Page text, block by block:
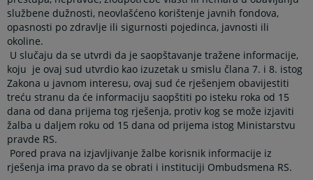
službene dužnosti, neovlašćeno korištenje javnih fondova,
opasnosti po zdravlje ili sigurnosti pojedinca, javnosti ili
okoline.
U slučaju da se utvrdi da je saopštavanje tražene informacije,
koju je ovaj sud utvrdio kao izuzetak u smislu člana 7. i 8. istog
Zakona u javnom interesu, ovaj sud će rješenjem obavijestiti
treću stranu da će informaciju saopštiti po isteku roka od 15
dana od dana prijema tog rješenja, protiv kog se može izjaviti
žalba u daljem roku od 15 dana od prijema istog Ministarstvu
pravde RS.
Pored prava na izjavljivanje žalbe korisnik informacije iz
rješenja ima pravo da se obrati i instituciji Ombudsmena RS.